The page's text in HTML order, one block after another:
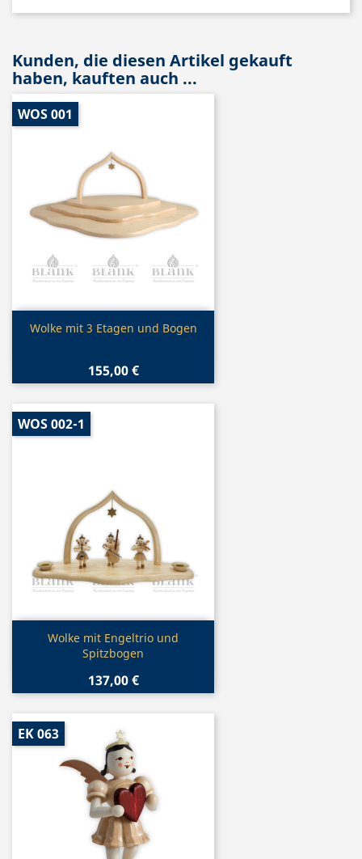
Kunden, die diesen Artikel gekauft
haben, kauften auch ...
 Vorschau
Wolke mit 3 Etagen und Bogen
155,00 €
WOS 001
Vorschau
Wolke mit Engeltrio und
Spitzbogen
137,00 €
WOS 002-1
EK 063